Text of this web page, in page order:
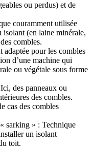
ou perdus) et de
couramment utilisée
isolant (en laine minérale,
combles.
adaptée pour les combles
d’une machine qui
ou végétale sous forme
des panneaux ou
des combles.
cas des combles
sarking » : Technique
un isolant
toit.